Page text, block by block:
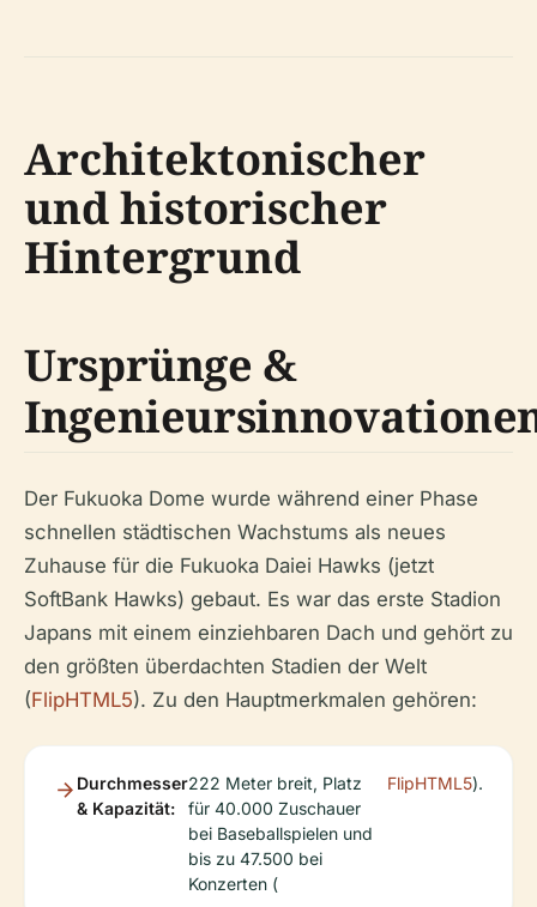
Architektonischer
und historischer
Hintergrund
Ursprünge &
Der Fukuoka Dome wurde während einer Phase
schnellen städtischen Wachstums als neues
Zuhause für die Fukuoka Daiei Hawks (jetzt
SoftBank Hawks) gebaut. Es war das erste Stadion
Japans mit einem einziehbaren Dach und gehört zu
den größten überdachten Stadien der Welt
(FlipHTML5). Zu den Hauptmerkmalen gehören:
Durchmesser
& Kapazität:
222 Meter breit, Platz
für 40.000 Zuschauer
bei Baseballspielen und
bis zu 47.500 bei
Konzerten (
FlipHTML5).